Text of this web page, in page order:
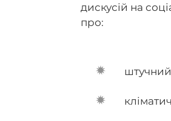
дискусій на
про:
штучний